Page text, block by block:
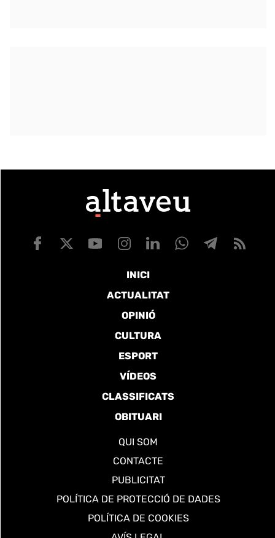
INICI
ACTUALITAT
OPINIÓ
CULTURA
ESPORT
VÍDEOS
CLASSIFICATS
OBITUARI
QUI SOM
CONTACTE
PUBLICITAT
POLÍTICA DE PROTECCIÓ DE DADES
POLÍTICA DE COOKIES